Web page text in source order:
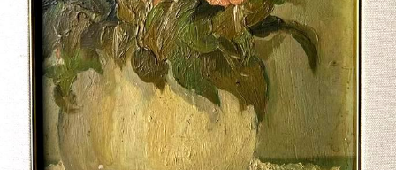
Privacy
Policy